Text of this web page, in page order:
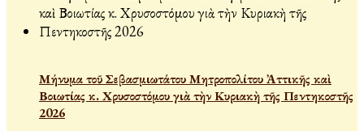
Μήνυμα τοῦ Σεβασμιωτάτου Μητροπολίτου Ἀττικῆς καὶ
Βοιωτίας κ. Χρυσοστόμου γιὰ τὴν Κυριακὴ τῆς Πεντηκοστῆς
2026